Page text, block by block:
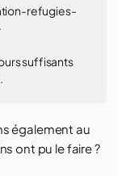
refugies-
suffisants
également au
ont pu le faire ?